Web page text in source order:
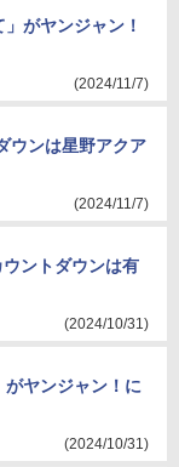
がヤンジャン！
(2024/11/7)
ウンは星野アクア
(2024/11/7)
ントダウンは有
(2024/10/31)
がヤンジャン！に
(2024/10/31)